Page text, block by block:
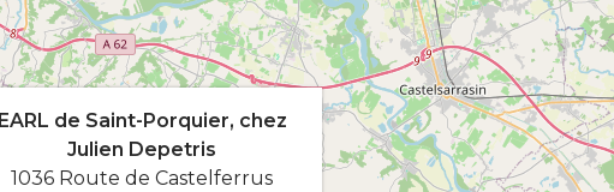
EARL de Saint-Porquier, chez
Julien Depetris
1036 Route de Castelferrus